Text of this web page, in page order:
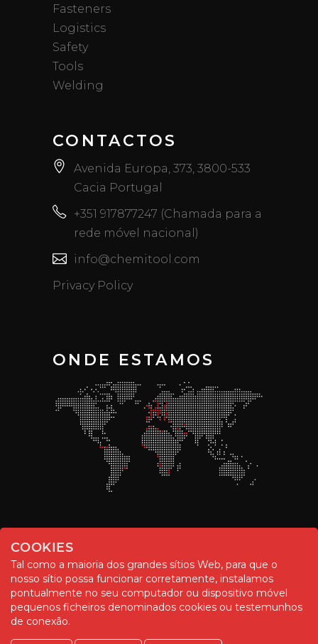
Fasteners
Logistics
Safety
Tools
Welding
CONTACTOS
Avenida Europa, 373, 3800-533
Cacia Portugal
+351 917877247 (Chamada para a
rede móvel nacional)
info@chemitool.com
Privacy Policy
ONDE ESTAMOS
© Chemitool – 2020. All rights reserved.
COOKIES
Tal como a maioria dos grandes sítios Web, para que o
nosso sítio possa funcionar corretamente, instalamos
pontualmente no seu computador ou dispositivo móvel
pequenos ficheiros denominados cookies ou testemunhos
de conexão.